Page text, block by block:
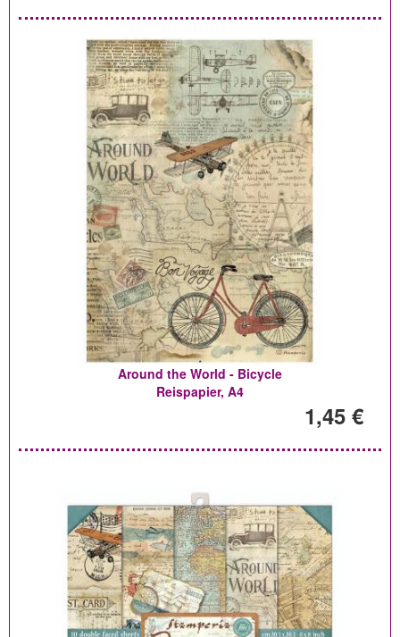
Around the World - Bicycle
Reispapier, A4
1,45 €